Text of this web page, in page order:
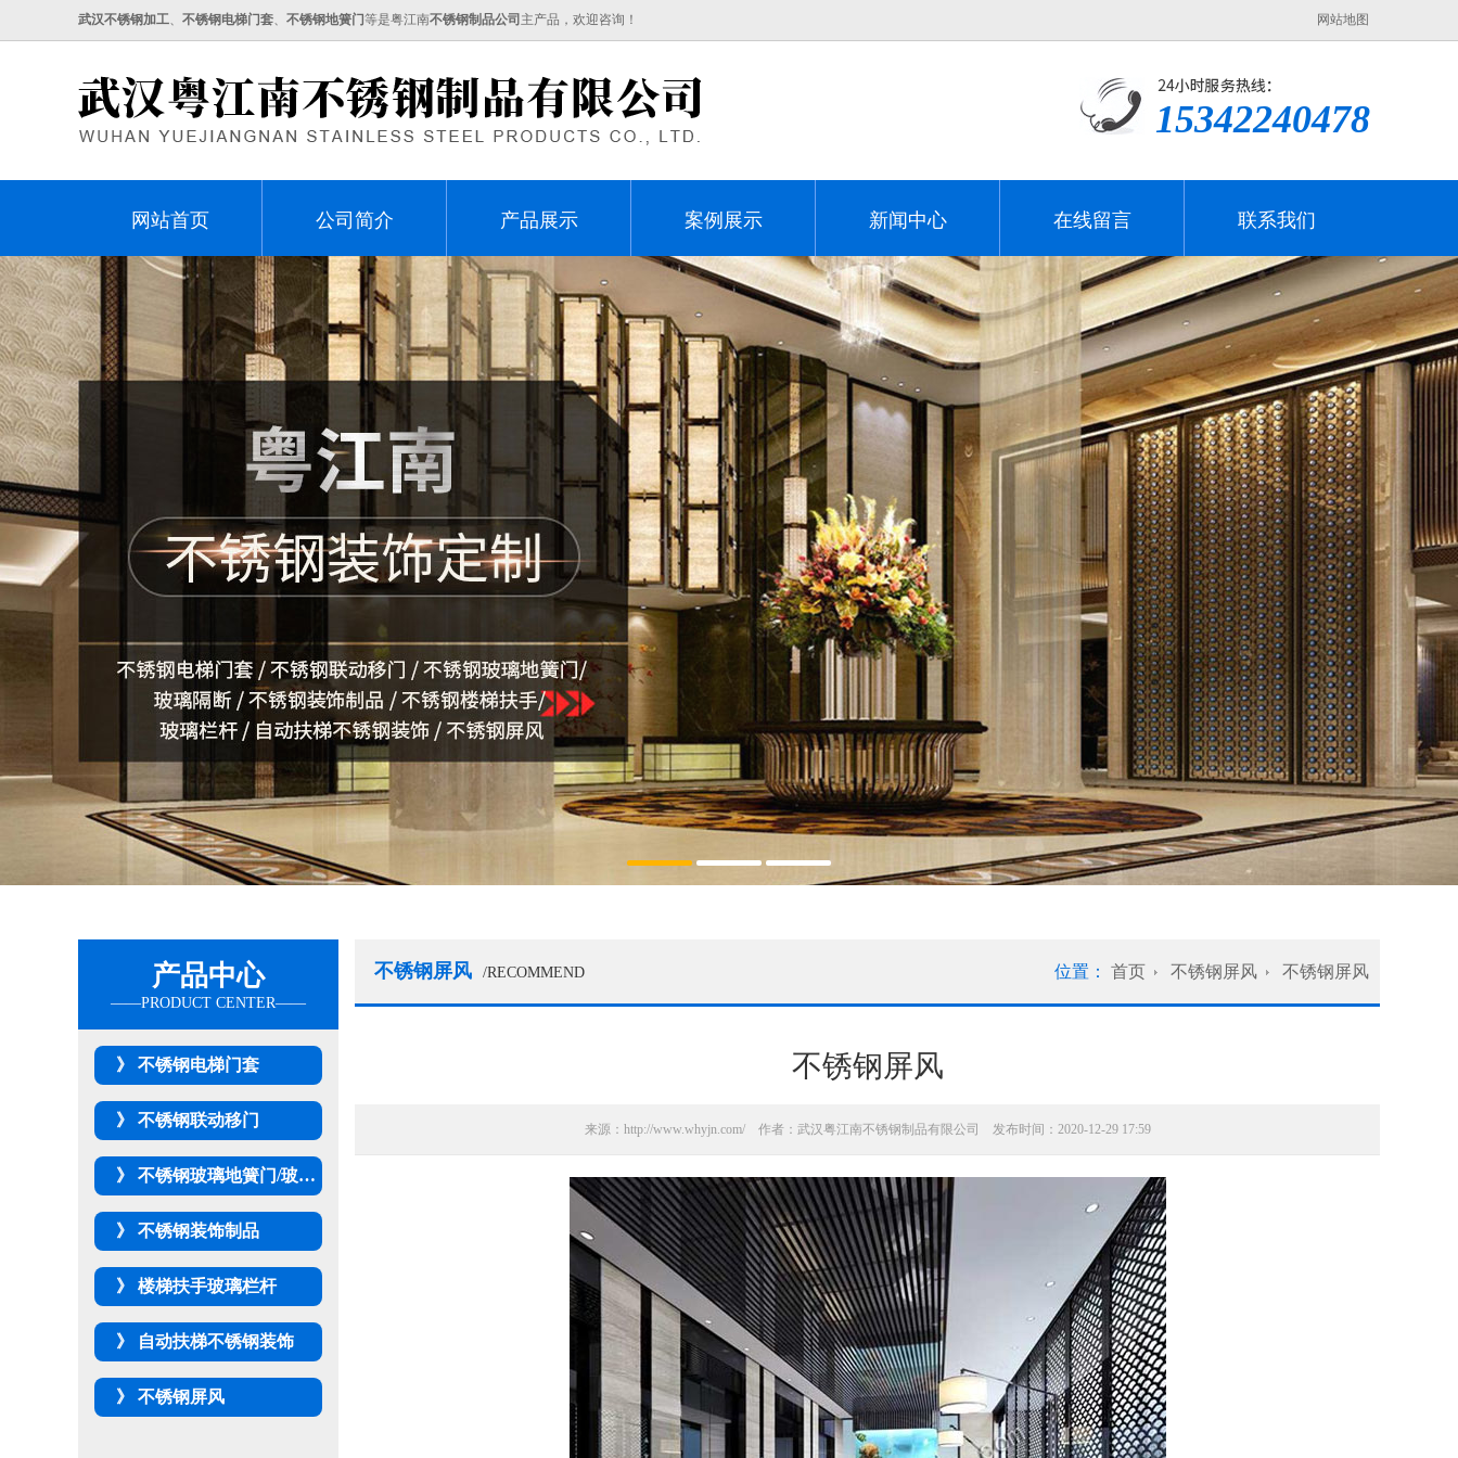
武汉不锈钢加工、 不锈钢电梯门套、 不锈钢地簧门等是粤江南不锈钢制品公司 主产品，欢迎咨询！ 网站地图
15342240478
网站首页 公司简介 产品展示 案例展示 新闻中心 在线留言 联系我们
产品中心
不锈钢电梯门套
不锈钢联动移门
不锈钢玻璃地簧门/玻璃隔断
不锈钢装饰制品
楼梯扶手玻璃栏杆
自动扶梯不锈钢装饰
不锈钢屏风
不锈钢屏风 /RECOMMEND 位置： 首页 不锈钢屏风 不锈钢屏风
不锈钢屏风
来源：http://www.whyjn.com/ 作者：武汉粤江南不锈钢制品有限公司 发布时间：2020-12-29 17:59